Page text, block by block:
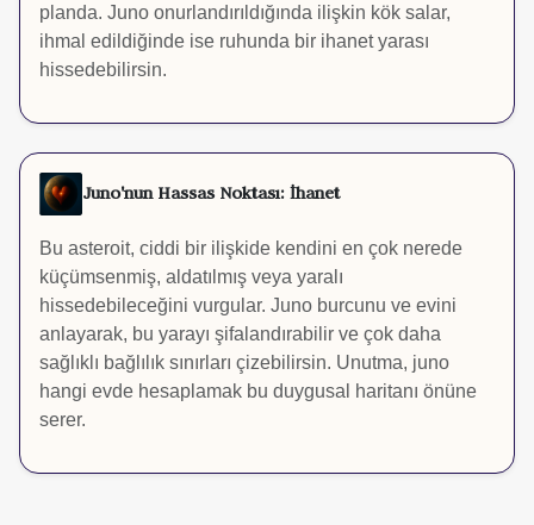
planda. Juno onurlandırıldığında ilişkin kök salar,
ihmal edildiğinde ise ruhunda bir ihanet yarası
hissedebilirsin.
Juno'nun Hassas Noktası: İhanet
Bu asteroit, ciddi bir ilişkide kendini en çok nerede
küçümsenmiş, aldatılmış veya yaralı
hissedebileceğini vurgular. Juno burcunu ve evini
anlayarak, bu yarayı şifalandırabilir ve çok daha
sağlıklı bağlılık sınırları çizebilirsin. Unutma, juno
hangi evde hesaplamak bu duygusal haritanı önüne
serer.